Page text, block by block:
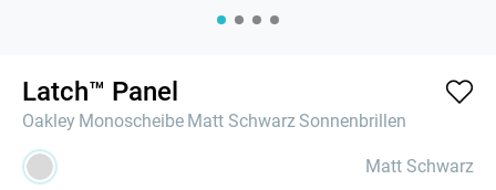
Latch™ Panel
Oakley Monoscheibe Matt Schwarz Sonnenbrillen
Matt Schwarz